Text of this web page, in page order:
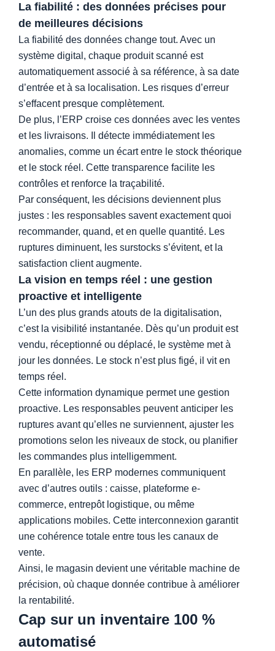
La fiabilité : des données précises pour
de meilleures décisions
La fiabilité des données change tout. Avec un
système digital, chaque produit scanné est
automatiquement associé à sa référence, à sa date
d’entrée et à sa localisation. Les risques d’erreur
s’effacent presque complètement.
De plus, l’ERP croise ces données avec les ventes
et les livraisons. Il détecte immédiatement les
anomalies, comme un écart entre le stock théorique
et le stock réel. Cette transparence facilite les
contrôles et renforce la traçabilité.
Par conséquent, les décisions deviennent plus
justes : les responsables savent exactement quoi
recommander, quand, et en quelle quantité. Les
ruptures diminuent, les surstocks s’évitent, et la
satisfaction client augmente.
La vision en temps réel : une gestion
proactive et intelligente
L’un des plus grands atouts de la digitalisation,
c’est la visibilité instantanée. Dès qu’un produit est
vendu, réceptionné ou déplacé, le système met à
jour les données. Le stock n’est plus figé, il vit en
temps réel.
Cette information dynamique permet une gestion
proactive. Les responsables peuvent anticiper les
ruptures avant qu’elles ne surviennent, ajuster les
promotions selon les niveaux de stock, ou planifier
les commandes plus intelligemment.
En parallèle, les ERP modernes communiquent
avec d’autres outils : caisse, plateforme e-
commerce, entrepôt logistique, ou même
applications mobiles. Cette interconnexion garantit
une cohérence totale entre tous les canaux de
vente.
Ainsi, le magasin devient une véritable machine de
précision, où chaque donnée contribue à améliorer
la rentabilité.
Cap sur un inventaire 100 %
automatisé